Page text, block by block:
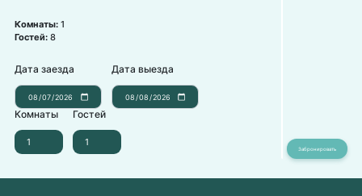
Комнаты: 1
Гостей: 8
Дата заезда Дата выезда
Комнаты Гостей